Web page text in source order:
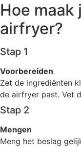
Hoe maak
airfryer?
Stap 1
Voorbereiden
Zet de ingrediënten
de airfryer past. Vet
Stap 2
Mengen
Meng het beslag